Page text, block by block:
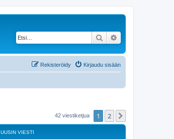
Etsi
Kirjaudu sisään
Rekisteröidy
42 viestiketjua 1 2
UUSIN VIESTI